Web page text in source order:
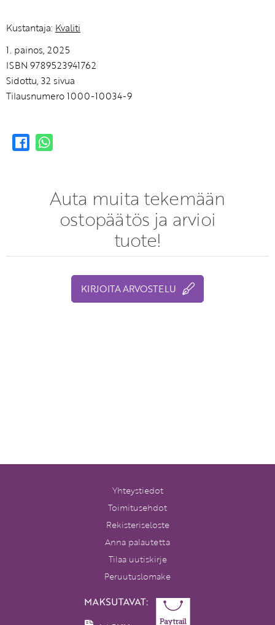
Kustantaja: Kvaliti
1. painos, 2025
ISBN 9789523941762
Sidottu, 32 sivua
Tilausnumero 1000-10034-9
Auta muita tekemään
ostopäätös ja arvioi
tuote!
KIRJOITA ARVOSTELU
Yhteystiedot
Toimitusehdot
Rekisteriseloste
Anna palautetta
Tilaa uutiskirje
Peruutuslomake